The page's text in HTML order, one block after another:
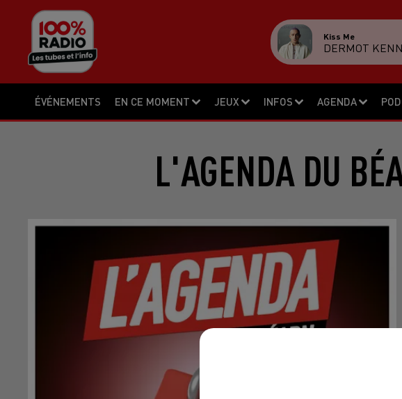
ÉVÉNEMENTS EN CE MOMENT JEUX INFOS AGENDA
Kiss Me
DERMOT
L'AGENDA DU